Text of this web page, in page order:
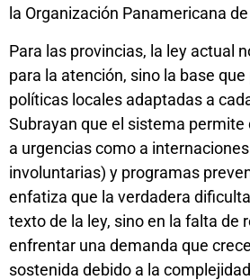
la Organización Panamericana
Para las provincias, la ley actual
para la atención, sino la base
políticas locales adaptadas a
Subrayan que el sistema
a urgencias como a
involuntarias) y programas
enfatiza que la verdadera
texto de la ley, sino en la falta de
enfrentar una demanda que
sostenida debido a la